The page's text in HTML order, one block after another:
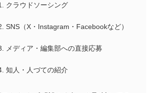
クラウドソーシング
SNS（X・Instagram・Facebookなど）
メディア・編集部への直接応募
知人・人づての紹介